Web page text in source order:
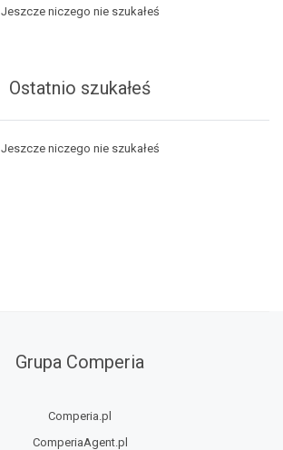
Jeszcze niczego nie szukałeś
Ostatnio szukałeś
Jeszcze niczego nie szukałeś
Grupa Comperia
Comperia.pl
ComperiaAgent.pl